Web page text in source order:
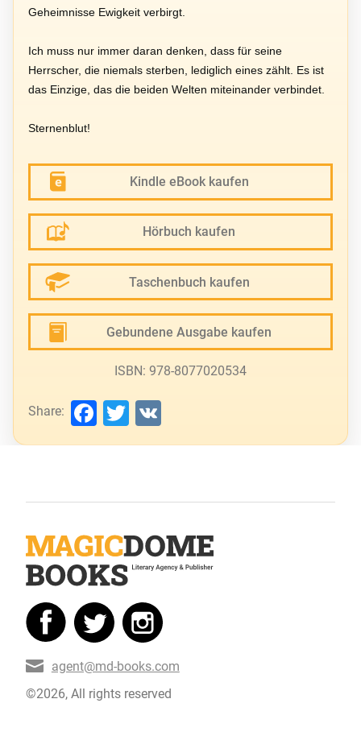
Geheimnisse Ewigkeit verbirgt.
Ich muss nur immer daran denken, dass für seine
Herrscher, die niemals sterben, lediglich eines zählt. Es ist
das Einzige, das die beiden Welten miteinander verbindet.
Sternenblut!
Kindle eBook kaufen
Hörbuch kaufen
Taschenbuch kaufen
Gebundene Ausgabe kaufen
ISBN: 978-8077020534
Share: Facebook
Twitter
©2026, All rights reserved
agent@md-books.com